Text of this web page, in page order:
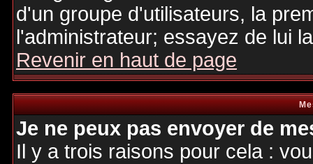
d'un groupe d'utilisateurs, la
l'administrateur; essayez de lui
Revenir en haut de page
Je ne peux pas envoyer de
Il y a trois raisons pour cela :